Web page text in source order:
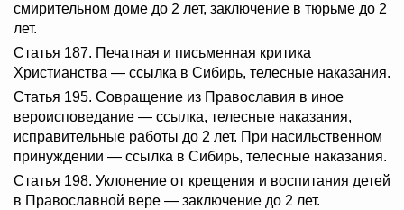
смирительном доме до 2 лет, заключение в тюрьме до 2
лет.
Статья 187. Печатная и письменная критика
Христианства — ссылка в Сибирь, телесные наказания.
Статья 195. Совращение из Православия в иное
вероисповедание — ссылка, телесные наказания,
исправительные работы до 2 лет. При насильственном
принуждении — ссылка в Сибирь, телесные наказания.
Статья 198. Уклонение от крещения и воспитания детей
в Православной вере — заключение до 2 лет.